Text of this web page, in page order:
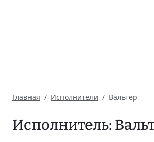
Главная Исполнители Вальтер
Исполнитель: